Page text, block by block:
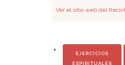
Ver el sitio web del
EJERCICIOS
ESPIRITUALES